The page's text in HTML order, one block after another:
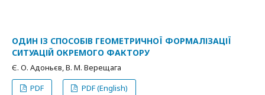
ОДИН ІЗ СПОСОБІВ ГЕОМЕТРИЧНОЇ ФОРМАЛІЗАЦІЇ
СИТУАЦІЙ ОКРЕМОГО ФАКТОРУ
Є. О. Адоньєв, В. М. Верещага
PDF
PDF (English)